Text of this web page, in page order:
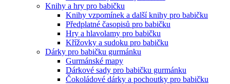
Knihy a hry pro babičku
Knihy vzpomínek a další knihy pro babičku
Předplatné časopisů pro babičku
Hry a hlavolamy pro babičku
Křížovky a sudoku pro babičku
Dárky pro babičku gurmánku
Gurmánské mapy
Dárkové sady pro babičku gurmánku
Čokoládové dárky a pochoutky pro babičku